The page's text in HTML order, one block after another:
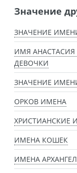
Значение
ЗНАЧЕНИЕ
ИМЯ
ДЕВОЧКИ
ЗНАЧЕНИЕ
ОРКОВ ИМЕНА
ХРИСТИАНСКИЕ
ИМЕНА КОШЕК
ИМЕНА